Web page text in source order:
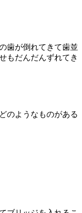
歯が倒れてきて歯並
もだんだんずれてき
のようなものがある